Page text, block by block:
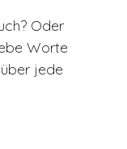
Oder
Worte
jede